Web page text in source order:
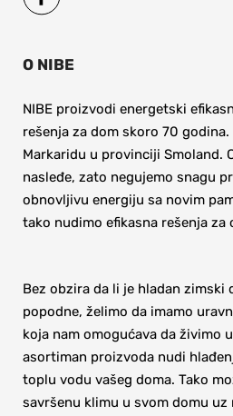
O NIBE
NIBE proizvodi energetski
rešenja za dom skoro 70 godina.
Markaridu u provinciji Smoland.
nasleđe, zato negujemo snagu
obnovljivu energiju sa novim
tako nudimo efikasna rešenja
Bez obzira da li je hladan
popodne, želimo da imamo
koja nam omogućava da živimo
asortiman proizvoda nudi
toplu vodu vašeg doma. Tako
savršenu klimu u svom domu